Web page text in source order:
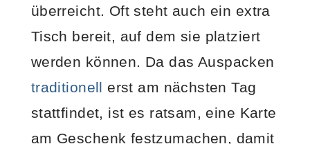
überreicht. Oft steht auch ein extra
Tisch bereit, auf dem sie platziert
werden können. Da das Auspacken
traditionell erst am nächsten Tag
stattfindet, ist es ratsam, eine Karte
am Geschenk festzumachen, damit